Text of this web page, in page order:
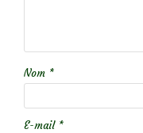
Nom *
E-mail *